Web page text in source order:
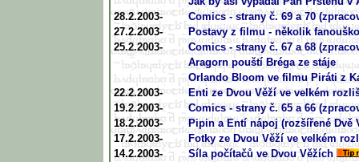
28.2.2003-
Comics - strany č. 69 a 70
27.2.2003-
Postavy z filmu - několik
25.2.2003-
Comics - strany č. 67 a 68
Aragorn pouští Bréga ze stáje
Orlando Bloom ve filmu Piráti z
22.2.2003-
Enti ze Dvou Věží ve velkém
19.2.2003-
Comics - strany č. 65 a 66
18.2.2003-
Pipin a Entí nápoj (rozšířené Dvě
17.2.2003-
Fotky ze Dvou Věží ve velkém
14.2.2003-
Síla počítačů ve Dvou Věžích